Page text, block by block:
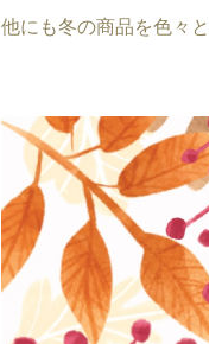
他にも冬の商品を色々